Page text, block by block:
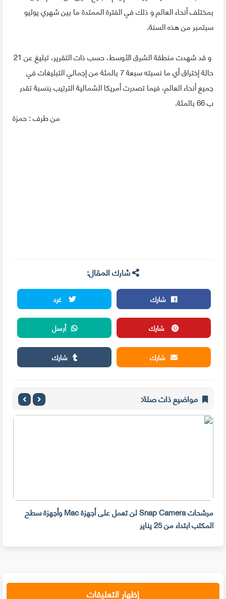
بمختلف أنحاء العالم و ذلك في الفترة الممتدة ما بين شهري يوليو
سبتمبر من هذه السنة.
و قد شهدت منطقة الشرق الأوسط، حسب ذات التقرير، تبليغ عن 21
حالة إختراق أي ما نسبته سبعة 7 بالمئة من إجمالي التبليغات في
جميع أنحاء العالم، فيما تصدرت أمريكا الشمالية الترتيب بنسبة تقدر
ب 66 بالمئة.
من طرف : حمزة
شارك المقال:
شارك
غرد
شارك
أرسل
شارك
شارك
مواضيع ذات صلة:
مرشحات Snap Camera لن تعمل على أجهزة Mac وأجهزة سطح
المكتب ابتداء من 25 يناير
إظهار التعليقات